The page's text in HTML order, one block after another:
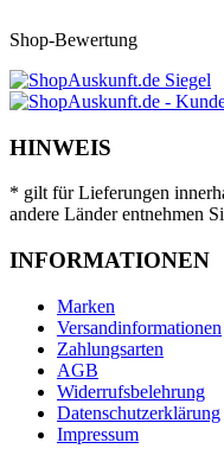
Shop-Bewertung
HINWEIS
* gilt für Lieferungen
andere Länder entnehmen
INFORMATIONEN
Marken
Versandinformationen
Zahlungsarten
AGB
Widerrufsbelehrung
Datenschutzerklärung
Impressum